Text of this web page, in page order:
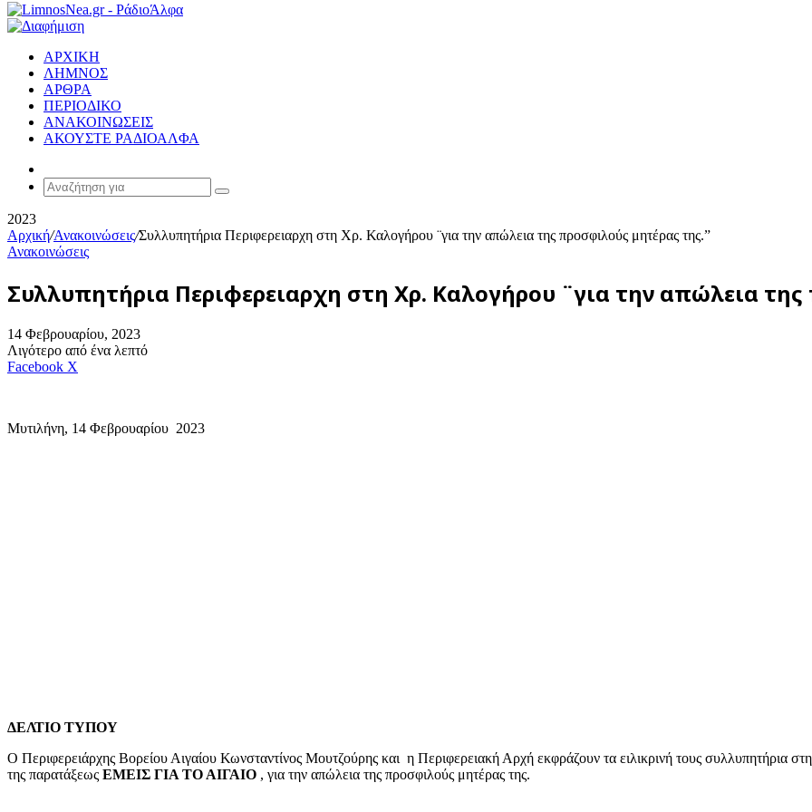
ΑΡΧΙΚΗ
ΛΗΜΝΟΣ
ΑΡΘΡΑ
ΠΕΡΙΟΔΙΚΟ
ΑΝΑΚΟΙΝΩΣΕΙΣ
ΑΚΟΥΣΤΕ ΡΑΔΙΟΑΛΦΑ
Article
Αναζήτηση
2023
Αρχική/Ανακοινώσεις/Συλλυπητήρια Περιφερειαρχη στη Χρ. Καλογήρου ¨για την απώλεια της προσφιλούς μητέρας της.”
Ανακοινώσεις
Συλλυπητήρια Περιφερειαρχη στη Χρ. Καλογήρου ¨για την απώλεια
14 Φεβρουαρίου, 2023
Λιγότερο από ένα λεπτό
Facebook X
Μυτιλήνη, 14 Φεβρουαρίου 2023
ΔΕΛΤΙΟ ΤΥΠΟΥ
Ο Περιφερειάρχης Βορείου Αιγαίου Κωνσταντίνος Μουτζούρης και η Περιφερειακή Αρχή εκφράζουν τα ειλικρινή τους συλλυπητήρια
της παρατάξεως ΕΜΕΙΣ ΓΙΑ ΤΟ ΑΙΓΑΙΟ , για την απώλεια της προσφιλούς μητέρας της.